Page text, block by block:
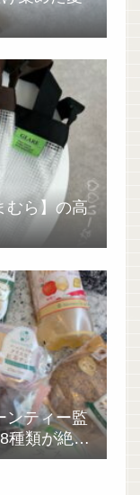
むら】の高
ンティー監
種類が絶品